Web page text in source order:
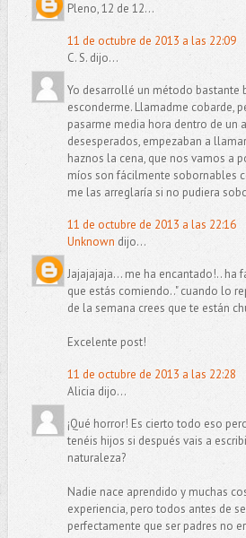
Pleno, 12 de 12...
11 de octubre de 2013 a las 22:09
C. S. dijo...
Yo desarrollé un método bastante
esconderme. Llamadme cobarde,
pasarme media hora dentro de un
desesperados, empezaban a
haznos la cena, que nos vamos a
míos son fácilmente sobornables
me las arreglaría si no pudiera
11 de octubre de 2013 a las 22:16
Unknown dijo...
Jajajajaja... me ha encantado!.. ha
que estás comiendo.." cuando lo
de la semana crees que te están
Excelente post!
11 de octubre de 2013 a las 22:28
Alicia dijo...
¡Qué horror! Es cierto todo eso
tenéis hijos si después vais a
naturaleza?
Nadie nace aprendido y muchas
experiencia, pero todos antes de
perfectamente que ser padres no